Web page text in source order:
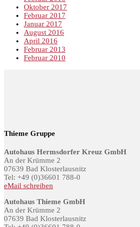
Oktober 2017
Februar 2017
Januar 2017
August 2016
April 2016
Februar 2013
Februar 2010
Thieme Gruppe
Autohaus Hermsdorfer Kreuz GmbH
An der Krümme 2
07639 Bad Klosterlausnitz
Tel: +49 (0)36601 788-0
eMail schreiben
Autohaus Thieme GmbH
An der Krümme 2
07639 Bad Klosterlausnitz